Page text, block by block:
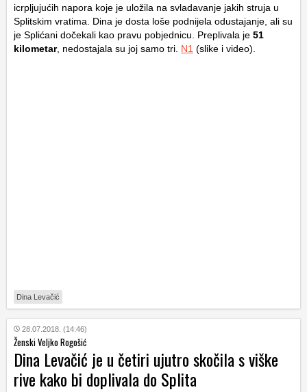
icrpljujućih napora koje je uložila na svladavanje jakih struja u
Splitskim vratima. Dina je dosta loše podnijela odustajanje, ali su
je Splićani dočekali kao pravu pobjednicu. Preplivala je 51
kilometar, nedostajala su joj samo tri. N1 (slike i video).
Dina Levačić
28.07.2018. (14:46)
Ženski Veljko Rogošić
Dina Levačić je u četiri ujutro skočila s viške
rive kako bi doplivala do Splita